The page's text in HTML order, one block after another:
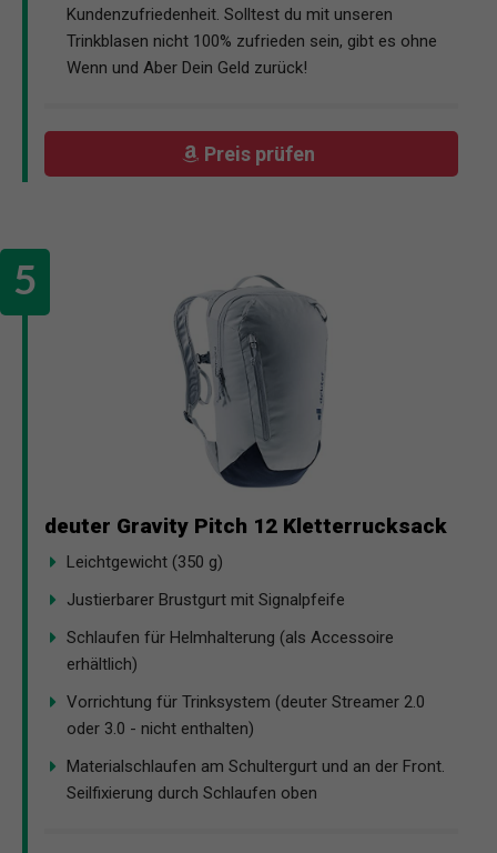
Kundenzufriedenheit. Solltest du mit unseren
Trinkblasen nicht 100% zufrieden sein, gibt es ohne
Wenn und Aber Dein Geld zurück!
Preis prüfen
deuter Gravity Pitch 12 Kletterrucksack
Leichtgewicht (350 g)
Justierbarer Brustgurt mit Signalpfeife
Schlaufen für Helmhalterung (als Accessoire
erhältlich)
Vorrichtung für Trinksystem (deuter Streamer 2.0
oder 3.0 - nicht enthalten)
Materialschlaufen am Schultergurt und an der Front.
Seilfixierung durch Schlaufen oben